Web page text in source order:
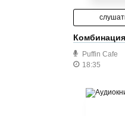
Puffin Cafe
18:35